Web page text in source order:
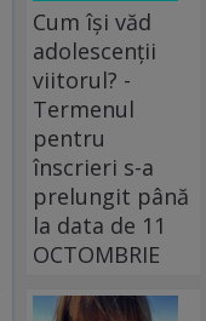
Cum își văd
adolescenții
viitorul? -
Termenul
pentru
înscrieri s-a
prelungit până
la data de 11
OCTOMBRIE